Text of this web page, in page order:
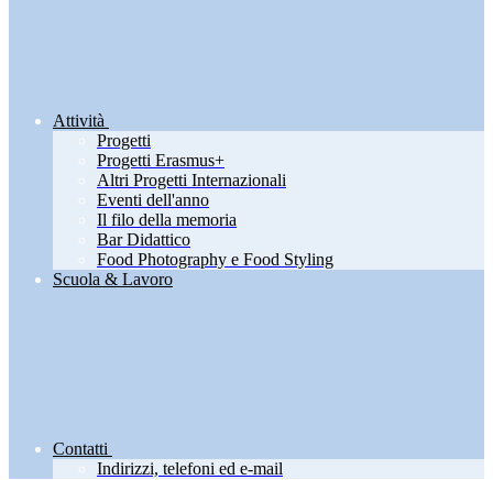
Attività
Progetti
Progetti Erasmus+
Altri Progetti Internazionali
Eventi dell'anno
Il filo della memoria
Bar Didattico
Food Photography e Food Styling
Scuola & Lavoro
Contatti
Indirizzi, telefoni ed e-mail